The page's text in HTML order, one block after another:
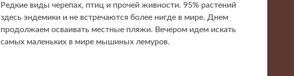
Редкие виды черепах, птиц и прочей живности. 95% растений
здесь эндемики и не встречаются более нигде в мире. Днем
продолжаем осваивать местные пляжи. Вечером идем искать
самых маленьких в мире мышиных лемуров.